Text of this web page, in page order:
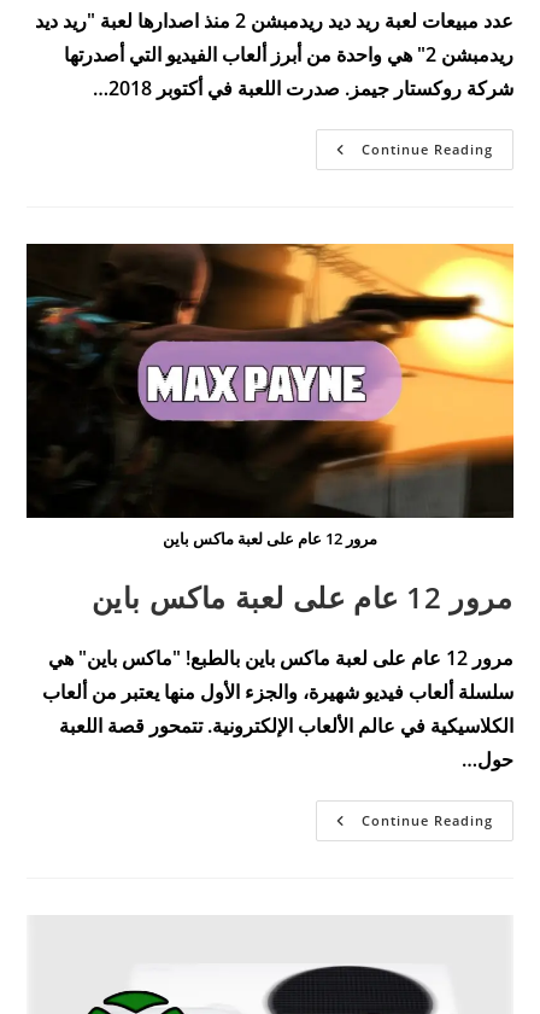
عدد مبيعات لعبة ريد ديد ريدمبشن 2 منذ اصدارها لعبة "ريد ديد
ريدمبشن 2" هي واحدة من أبرز ألعاب الفيديو التي أصدرتها
شركة روكستار جيمز. صدرت اللعبة في أكتوبر 2018…
Continue Readingعدد
مبيعات
2
منذ
اصدارها
مرور 12 عام على لعبة ماكس باين
مرور 12 عام على لعبة ماكس باين
مرور 12 عام على لعبة ماكس باين بالطبع! "ماكس باين" هي
سلسلة ألعاب فيديو شهيرة، والجزء الأول منها يعتبر من ألعاب
الكلاسيكية في عالم الألعاب الإلكترونية. تتمحور قصة اللعبة
حول…
Continue Readingمرور
12